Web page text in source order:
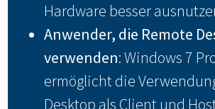
Hardware besser
Anwender, die Remote
verwenden: Windows 7
ermöglicht die
Desktop als Client und